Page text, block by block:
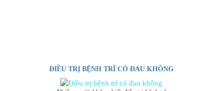
ĐIỀU TRỊ BỆNH TRĨ CÓ ĐAU KHÔNG